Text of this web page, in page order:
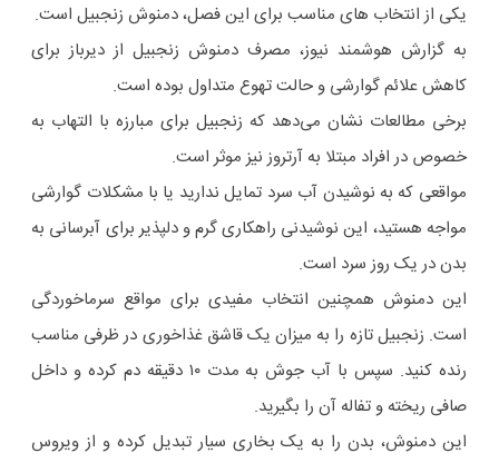
یکی از انتخاب های مناسب برای این فصل، دمنوش زنجبیل است.
به گزارش هوشمند نیوز، مصرف دمنوش زنجبیل از دیرباز برای
کاهش علائم گوارشی و حالت تهوع متداول بوده است.
برخی مطالعات نشان می‌دهد که زنجبیل برای مبارزه با التهاب به‌
خصوص در افراد مبتلا به آرتروز نیز موثر است.
مواقعی که به نوشیدن آب سرد تمایل ندارید یا با مشکلات گوارشی
مواجه هستید، این نوشیدنی راهکاری گرم و دلپذیر برای آبرسانی به
بدن در یک روز سرد است.
این دمنوش همچنین انتخاب مفیدی برای مواقع سرماخوردگی
است. زنجبیل تازه را به میزان یک قاشق غذاخوری در ظرفی مناسب
رنده کنید. سپس با آب جوش به مدت ۱۰ دقیقه دم کرده و داخل
صافی ریخته و تفاله آن را بگیرید.
این دمنوش، بدن را به یک بخاری سیار تبدیل کرده و از ویروس